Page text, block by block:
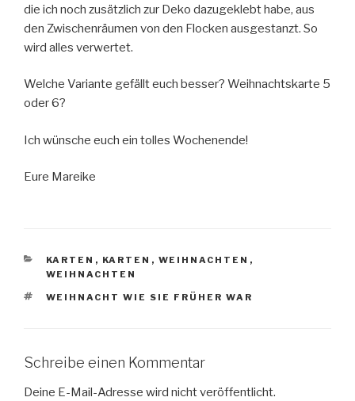
die ich noch zusätzlich zur Deko dazugeklebt habe, aus
den Zwischenräumen von den Flocken ausgestanzt. So
wird alles verwertet.
Welche Variante gefällt euch besser? Weihnachtskarte 5
oder 6?
Ich wünsche euch ein tolles Wochenende!
Eure Mareike
KATEGORIEN
KARTEN , KARTEN , WEIHNACHTEN ,
WEIHNACHTEN
SCHLAGWÖRTER
WEIHNACHT WIE SIE FRÜHER WAR
Schreibe einen Kommentar
Deine E-Mail-Adresse wird nicht veröffentlicht.